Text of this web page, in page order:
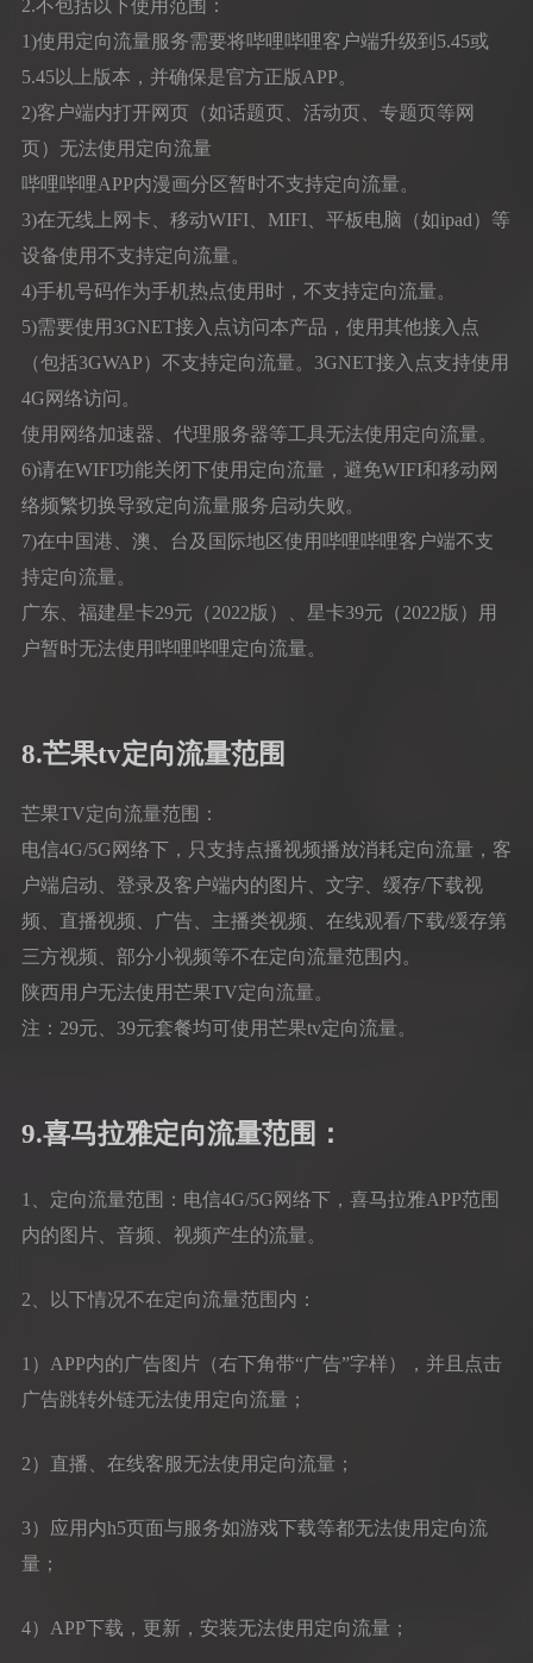
2.不包括以下使用范围：
1)使用定向流量服务需要将哔哩哔哩客户端升级到5.45或
5.45以上版本，并确保是官方正版APP。
2)客户端内打开网页（如话题页、活动页、专题页等网
页）无法使用定向流量
哔哩哔哩APP内漫画分区暂时不支持定向流量。
3)在无线上网卡、移动WIFI、MIFI、平板电脑（如ipad）等
设备使用不支持定向流量。
4)手机号码作为手机热点使用时，不支持定向流量。
5)需要使用3GNET接入点访问本产品，使用其他接入点
（包括3GWAP）不支持定向流量。3GNET接入点支持使用
4G网络访问。
使用网络加速器、代理服务器等工具无法使用定向流量。
6)请在WIFI功能关闭下使用定向流量，避免WIFI和移动网
络频繁切换导致定向流量服务启动失败。
7)在中国港、澳、台及国际地区使用哔哩哔哩客户端不支
持定向流量。
广东、福建星卡29元（2022版）、星卡39元（2022版）用
户暂时无法使用哔哩哔哩定向流量。
8.芒果tv定向流量范围
芒果TV定向流量范围：
电信4G/5G网络下，只支持点播视频播放消耗定向流量，客
户端启动、登录及客户端内的图片、文字、缓存/下载视
频、直播视频、广告、主播类视频、在线观看/下载/缓存第
三方视频、部分小视频等不在定向流量范围内。
陕西用户无法使用芒果TV定向流量。
注：29元、39元套餐均可使用芒果tv定向流量。
9.喜马拉雅定向流量范围：
1、定向流量范围：电信4G/5G网络下，喜马拉雅APP范围
内的图片、音频、视频产生的流量。
2、以下情况不在定向流量范围内：
1）APP内的广告图片（右下角带“广告”字样），并且点击
广告跳转外链无法使用定向流量；
2）直播、在线客服无法使用定向流量；
3）应用内h5页面与服务如游戏下载等都无法使用定向流
量；
4）APP下载，更新，安装无法使用定向流量；